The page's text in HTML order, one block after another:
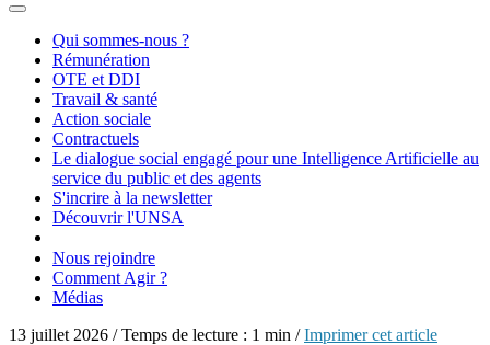
Qui sommes-nous ?
Rémunération
OTE et DDI
Travail & santé
Action sociale
Contractuels
Le dialogue social engagé pour une Intelligence Artificielle au
service du public et des agents
S'incrire à la newsletter
Découvrir l'UNSA
Nous rejoindre
Comment Agir ?
Médias
13 juillet 2026 / Temps de lecture : 1 min /Imprimer cet article